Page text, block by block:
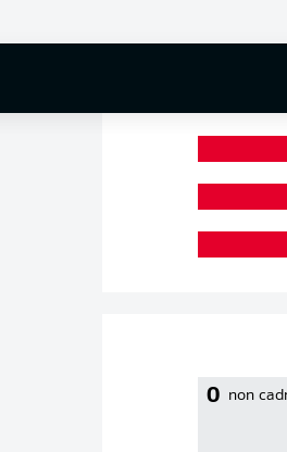
0 non